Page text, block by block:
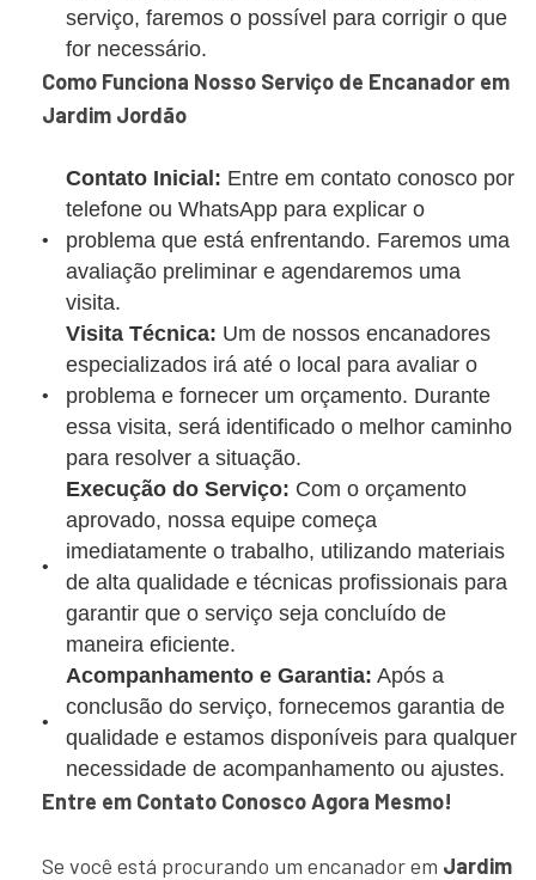
serviço, faremos o possível para corrigir o que
for necessário.
Como Funciona Nosso Serviço de Encanador em
Jardim Jordão
Contato Inicial: Entre em contato conosco por
telefone ou WhatsApp para explicar o
problema que está enfrentando. Faremos uma
avaliação preliminar e agendaremos uma
visita.
Visita Técnica: Um de nossos encanadores
especializados irá até o local para avaliar o
problema e fornecer um orçamento. Durante
essa visita, será identificado o melhor caminho
para resolver a situação.
Execução do Serviço: Com o orçamento
aprovado, nossa equipe começa
imediatamente o trabalho, utilizando materiais
de alta qualidade e técnicas profissionais para
garantir que o serviço seja concluído de
maneira eficiente.
Acompanhamento e Garantia: Após a
conclusão do serviço, fornecemos garantia de
qualidade e estamos disponíveis para qualquer
necessidade de acompanhamento ou ajustes.
Entre em Contato Conosco Agora Mesmo!
Se você está procurando um encanador em Jardim